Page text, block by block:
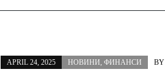
APRIL 24, 2025 НОВИНИ, ФИНАНСИ BY